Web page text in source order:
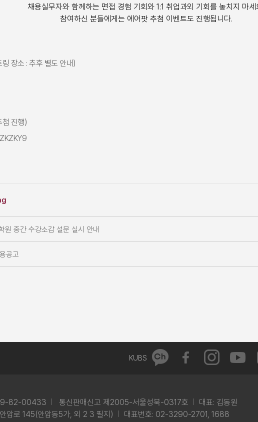
채용실무자와 함께하는 면접 경험 기회와 1:1 취업과외 기회를 놓치지 마세
참여하신 분들에게는 에어팟 추첨 이벤트도 진행됩니다.
장소 : 추후 별도 안내)
진행)
중간 수강소감 설문 실시 안내
공고
KUBS
82-00433
통신판매신고 제2005-서울성북-0317호
대표: 김동원
암로 145(안암동5가, 외 2 3 필지)
대표번호: 02-3290-2701, 1688